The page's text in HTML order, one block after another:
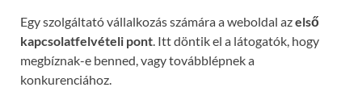
Egy szolgáltató vállalkozás számára a weboldal azelső
kapcsolatfelvételi pont. Itt döntik el a látogatók, hogy
megbíznak-e benned, vagy továbblépnek a
konkurenciához.